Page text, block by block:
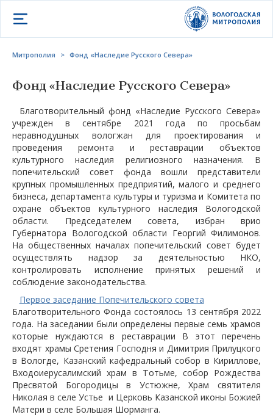
Открыть меню
Митрополия > Фонд «Наследие Русского Севера»
Фонд «Наследие Русского Севера»
Благотворительный фонд «Наследие Русского Севера»
учрежден в сентябре 2021 года по просьбам
неравнодушных вологжан для проектирования и
проведения ремонта и реставрации объектов
культурного наследия религиозного назначения. В
попечительский совет фонда вошли представители
крупных промышленных предприятий, малого и среднего
бизнеса, департамента культуры и туризма и Комитета по
охране объектов культурного наследия Вологодской
области. Председателем совета, избран врио
Губернатора Вологодской области Георгий Филимонов.
На общественных началах попечительский совет будет
осуществлять надзор за деятельностью НКО,
контролировать исполнение принятых решений и
соблюдение законодательства.
Первое заседание Попечительского совета
Благотворительного Фонда состоялось 13 сентября 2022
года. На заседании были определены первые семь храмов
которые нуждаются в реставрации В этот перечень
входят храмы Сретения Господня и Димитрия Прилуцкого
в Вологде, Казанский кафедральный собор в Кириллове,
Входоиерусалимский храм в Тотьме, собор Рождества
Пресвятой Богородицы в Устюжне, Храм святителя
Николая в селе Устье и Церковь Казанской иконы Божией
Матери в селе Большая Шорманга.